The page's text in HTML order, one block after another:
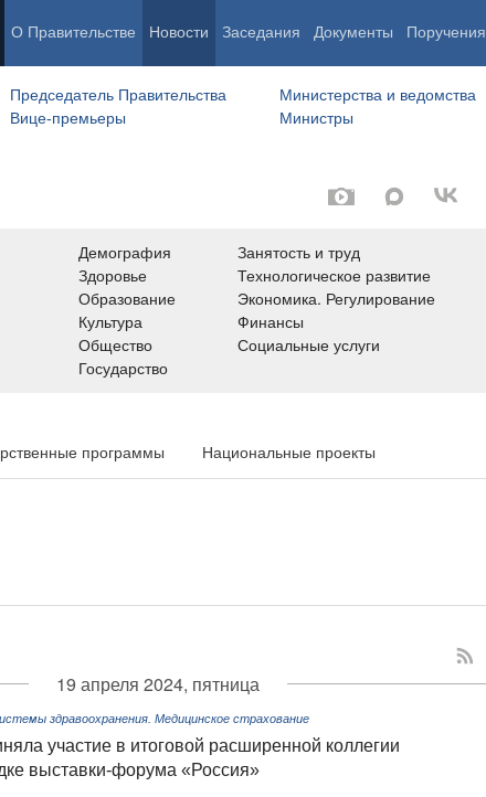
О Правительстве Новости Заседания Документы Поручения
Председатель Правительства
Вице-премьеры
Министерства и ведомства
Министры
Демография
Здоровье
Образование
Культура
Общество
Государство
Занятость и труд
Технологическое развитие
Экономика. Регулирование
Финансы
Социальные услуги
программы Национальные проекты
19 апреля 2024, пятница
здравоохранения. Медицинское страхование
участие в итоговой расширенной коллегии
выставки-форума «Россия»